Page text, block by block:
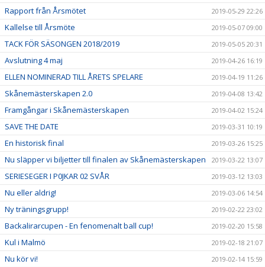
Rapport från Årsmötet 2019-05-29 22:26
Kallelse till Årsmöte 2019-05-07 09:00
TACK FÖR SÄSONGEN 2018/2019 2019-05-05 20:31
Avslutning 4 maj 2019-04-26 16:19
ELLEN NOMINERAD TILL ÅRETS SPELARE 2019-04-19 11:26
Skånemästerskapen 2.0 2019-04-08 13:42
Framgångar i Skånemästerskapen 2019-04-02 15:24
SAVE THE DATE 2019-03-31 10:19
En historisk final 2019-03-26 15:25
Nu släpper vi biljetter till finalen av Skånemästerskapen 2019-03-22 13:07
SERIESEGER I P0JKAR 02 SVÅR 2019-03-12 13:03
Nu eller aldrig! 2019-03-06 14:54
Ny träningsgrupp! 2019-02-22 23:02
Backalirarcupen - En fenomenalt ball cup! 2019-02-20 15:58
Kul i Malmö 2019-02-18 21:07
Nu kör vi!
2019-02-14 15:59